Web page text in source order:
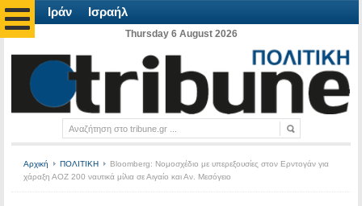
Ιράν Ισραήλ
Thursday 6 August 2026
Αρχική ΠΟΛΙΤΙΚΗ
Bloomberg: Νομοσχέδιο με υπερεξουσίες στον Ερντογάν για
χάραξη ΑΟΖ 200 ναυτικά μίλια σε Αιγαίο και Αν. Μεσόγειο